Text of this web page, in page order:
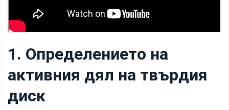
1. Определението на
активния дял на твърдия
диск